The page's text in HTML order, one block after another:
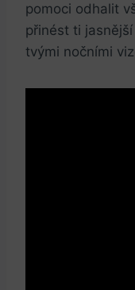
pomoci odhalit
přinést ti
tvými nočními